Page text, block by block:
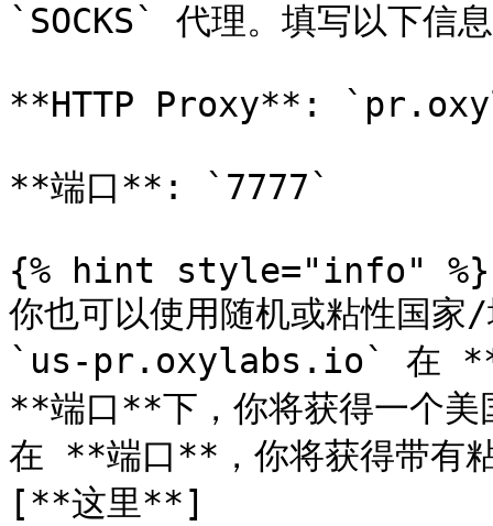
`SOCKS` 代理。填写以下信
**HTTP Proxy**:
**端口**: `7777`
{% hint style="info" %}
你也可以使用随机或粘性国家
`us-pr.oxylabs.io` 在
**端口**下，你将获得一个
在 **端口**，你将获得带有
[**这里**]